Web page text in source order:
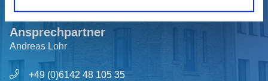
Ansprechpartner
Andreas Lohr
+49 (0)6142 48 105 35